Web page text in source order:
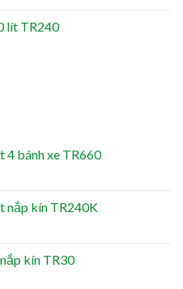
lít TR240
4 bánh xe TR660
nắp kín TR240K
kín TR30